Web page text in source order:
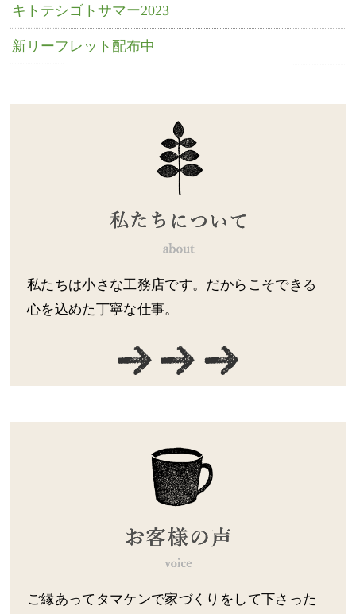
キトテシゴトサマー2023
新リーフレット配布中
私たちは小さな工務店です。だからこそできる
心を込めた丁寧な仕事。
ご縁あってタマケンで家づくりをして下さった